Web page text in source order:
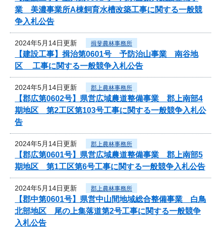
業 美濃事業所A棟飼育水槽改築工事に関する一般競
争入札公告
2024年5月14日更新 揖斐農林事務所
【建設工事】揖治第0601号 予防治山事業 南谷地
区 工事に関する一般競争入札公告
2024年5月14日更新 郡上農林事務所
【郡広第0602号】県営広域農道整備事業 郡上南部4
期地区 第2工区第103号工事に関する一般競争入札公
告
2024年5月14日更新 郡上農林事務所
【郡広第0601号】県営広域農道整備事業 郡上南部5
期地区 第1工区第6号工事に関する一般競争入札公告
2024年5月14日更新 郡上農林事務所
【郡中第0601号】県営中山間地域総合整備事業 白鳥
北部地区 尾の上集落道第2号工事に関する一般競争
入札公告